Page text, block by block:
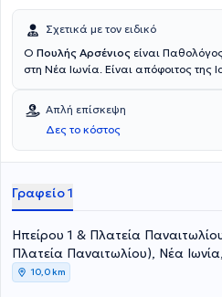
Σχετικά με τον ειδικό
Ο Πουλής Αρσένιος είναι
στη Νέα Ιωνία. Είναι απόφοιτος της
Εσωτερική Παθολογία και
τον Κινέζικο Βελονισμό, την Ωτική
(ωτοβελονισμός) και το Νέο
(YNSA). Κατά τη διάρκεια της
κλινικής του Νοσοκομείου «Υγεία».
νοσοκομείου «Υγεία» με πολυετή
Βελονισμού. Τέλος, αποτελεί μέλος
Βελονισμού Ελλάδος καθώς και
Ωτικής Νευροτροποποίησης.
Απλή επίσκεψη
Δες το κόστος
Γραφείο 1
Ηπείρου 1 & Πλατεία
Πλατεία Παναιτωλίου), Νέα
10,0 km